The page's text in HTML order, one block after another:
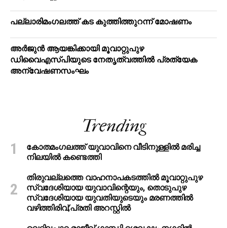
പ​ല്ലാ​രി​മം​ഗ​ല​ത്ത് ക​ട കു​ത്തി​ത്തുറ​ന്ന് മോ​ഷ​ണം
അര്‍ജുന്‍ ആയങ്കിക്കായി മൂവാറ്റുപുഴ
ഡിവൈഎസ്പിയുടെ നേതൃത്വത്തില്‍ പ്രത്യേക
അന്വേഷണസംഘം
Trending
കോതമംഗലത്ത് യുവാവിനെ വീടിനുള്ളിൽ മരിച്ച
നിലയിൽ കണ്ടെത്തി
തിരുവല്ലത്തെ വാഹനാപകടത്തില്‍ മൂവാറ്റുപുഴ
സ്വദേശിയായ യുവാവിന്റെയും, തൊടുപുഴ
സ്വദേശിയായ യുവതിയുടെയും മരണത്തില്‍
വഴിത്തിരിവ്;പ്രതി അറസ്റ്റില്‍